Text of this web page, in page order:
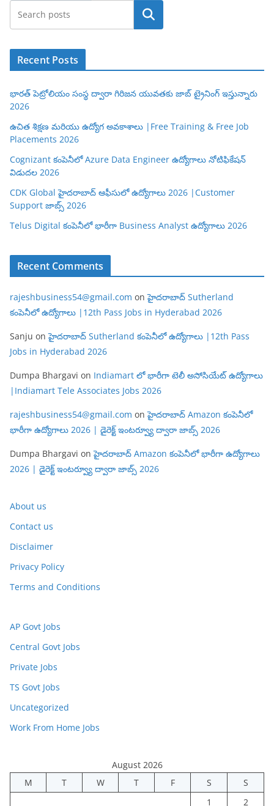
Search
Recent Posts
భారత్ పెట్రోలియం సంస్థ ద్వారా గిరిజన యువతకు జాబ్ ట్రైనింగ్ ఇస్తున్నారు
2026
ఉచిత శిక్షణ మరియు ఉద్యోగ అవకాశాలు |Free Training & Free Job
Placements 2026
Cognizant కంపెనీలో Azure Data Engineer ఉద్యోగాలు నోటిఫికేషన్
విడుదల 2026
CDK Global హైదరాబాద్ ఆఫీసులో ఉద్యోగాలు 2026 |Customer
Support జాబ్స్ 2026
Telus Digital కంపెనీలో భారీగా Business Analyst ఉద్యోగాలు 2026
Recent Comments
rajeshbusiness54@gmail.com onహైదరాబాద్ Sutherland
కంపెనీలో ఉద్యోగాలు |12th Pass Jobs in Hyderabad 2026
Sanju onహైదరాబాద్ Sutherland కంపెనీలో ఉద్యోగాలు |12th Pass
Jobs in Hyderabad 2026
Dumpa Bhargavi on Indiamart లో భారీగా టెలీ అసోసియేట్ ఉద్యోగాలు
|Indiamart Tele Associates Jobs 2026
rajeshbusiness54@gmail.com onహైదరాబాద్ Amazon కంపెనీలో
భారీగా ఉద్యోగాలు 2026 | డైరెక్ట్ ఇంటర్వ్యూ ద్వారా జాబ్స్ 2026
Dumpa Bhargavi onహైదరాబాద్ Amazon కంపెనీలో భారీగా ఉద్యోగాలు
2026 | డైరెక్ట్ ఇంటర్వ్యూ ద్వారా జాబ్స్ 2026
About us
Contact us
Disclaimer
Privacy Policy
Terms and Conditions
AP Govt Jobs
Central Govt Jobs
Private Jobs
TS Govt Jobs
Uncategorized
Work From Home Jobs
August 2026
M
T W T F S
S
1
2